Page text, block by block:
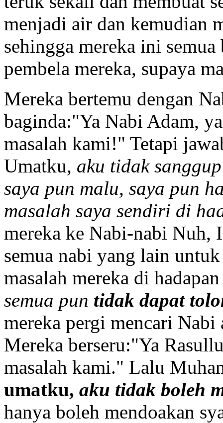
menjadi air dan kemudian
sehingga mereka ini
pembela mereka, supaya
Mereka bertemu dengan
baginda:"Ya Nabi Adam,
masalah kami!" Tetapi
Umatku, aku tidak
saya pun malu, saya pun
masalah saya sendiri di
mereka ke Nabi-nabi Nuh,
semua nabi yang lain
masalah mereka di
semua pun tidak dapat
mereka pergi mencari
Mereka berseru:"Ya
masalah kami." Lalu
umatku, aku tidak boleh
hanya boleh mendoakan